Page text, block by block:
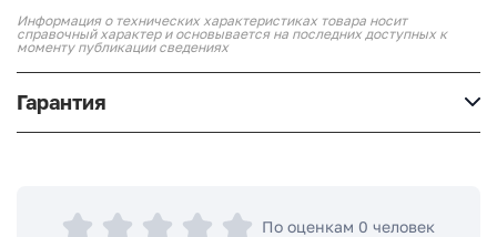
Информация о технических характеристиках товара носит
справочный характер и основывается на последних доступных к
моменту публикации сведениях
Гарантия
По оценкам 0 человек